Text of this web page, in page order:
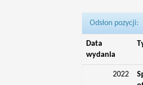
Odsłon pozycji:
Data
wydania
2022